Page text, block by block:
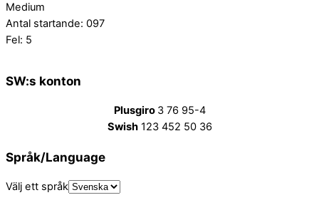
Medium
Antal startande: 097
Fel: 5
SW:s konton
Plusgiro 3 76 95-4
Swish123 452 50 36
Språk/Language
Välj ett språk